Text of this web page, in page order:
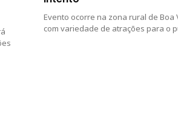
Evento ocorre na zona rural de Boa
com variedade de atrações para o